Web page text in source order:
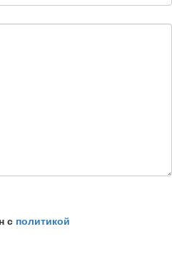
с политикой